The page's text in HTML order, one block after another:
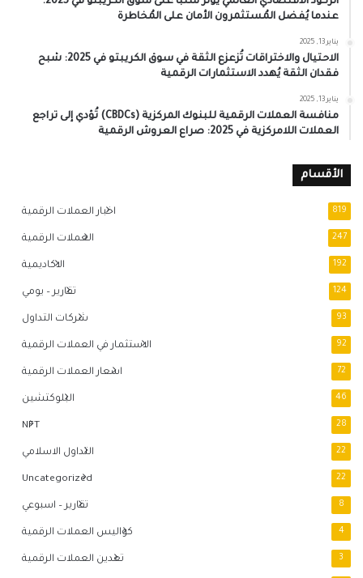
عندما يُفضل المُستثمرون الأمان على المُخاطرة
يناير 13, 2025
الاحتيال والاختراقات تُزعزع الثقة في سوق الكريبتو في 2025: شبح
فقدان الثقة يُهدد الاستثمارات الرقمية
يناير 13, 2025
منافسة العملات الرقمية للبنوك المركزية (CBDCs) تُؤدي إلى تراجع
العملات اللامركزية في 2025: صراع العروش الرقمية
الأقسام
اخبار العملات الرقمية 819
العملات الرقمية 247
الاكاديمية 192
تقارير – يومي 124
شركات التداول 93
الاستثمار في العملات الرقمية 92
اسعار العملات الرقمية 72
البلوكتشين 46
NFT 28
التداول الاسلامي 22
Uncategorized 22
تقارير – اسبوعي 8
كواليس العملات الرقمية 4
تعدين العملات الرقمية 3